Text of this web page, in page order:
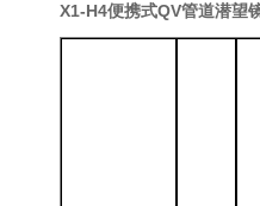
X1-H4便携式QV管道潜望